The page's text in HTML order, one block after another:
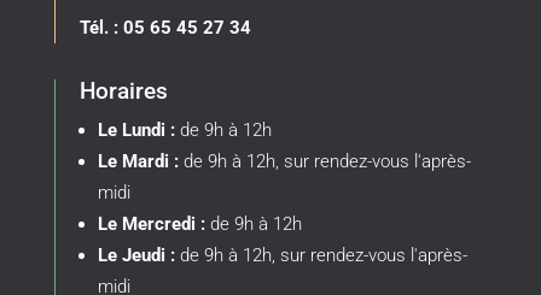
Tél. : 05 65 45 27 34
Horaires
Le Lundi :de 9h à 12h
Le Mardi :de 9h à 12h, sur rendez-vous l'après-
midi
Le Mercredi :de 9h à 12h
Le Jeudi :de 9h à 12h, sur rendez-vous l'après-
midi